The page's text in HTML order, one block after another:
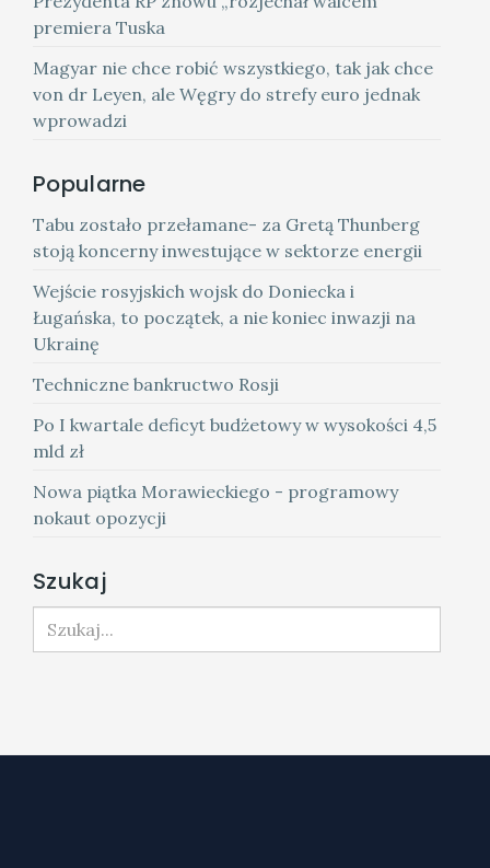
premiera Tuska
Magyar nie chce robić wszystkiego, tak jak chce
von dr Leyen, ale Węgry do strefy euro jednak
wprowadzi
Popularne
Tabu zostało przełamane- za Gretą Thunberg
stoją koncerny inwestujące w sektorze energii
Wejście rosyjskich wojsk do Doniecka i
Ługańska, to początek, a nie koniec inwazji na
Ukrainę
Techniczne bankructwo Rosji
Po I kwartale deficyt budżetowy w wysokości 4,5
mld zł
Nowa piątka Morawieckiego - programowy
nokaut opozycji
Szukaj
Szukaj...